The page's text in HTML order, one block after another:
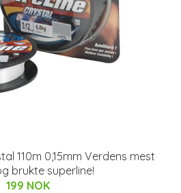
110m 0,15mm Verdens mest
brukte superline!
199 NOK